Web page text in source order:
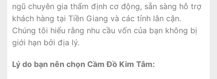
ngũ chuyên gia thẩm định cơ động, sẵn sàng hỗ trợ
khách hàng tại Tiền Giang và các tỉnh lân cận.
Chúng tôi hiểu rằng nhu cầu vốn của bạn không bị
giới hạn bởi địa lý.
Lý do bạn nên chọn Cầm Đồ Kim Tâm: